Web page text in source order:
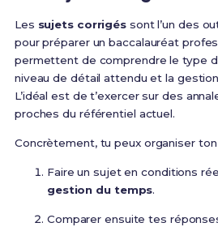
Les sujets corrigés sont l’un des
pour préparer un baccalauréat
permettent de comprendre le type
niveau de détail attendu et la
L’idéal est de t’exercer sur des
proches du référentiel actuel.
Concrètement, tu peux organiser
Faire un sujet en conditions
gestion du temps.
Comparer ensuite tes